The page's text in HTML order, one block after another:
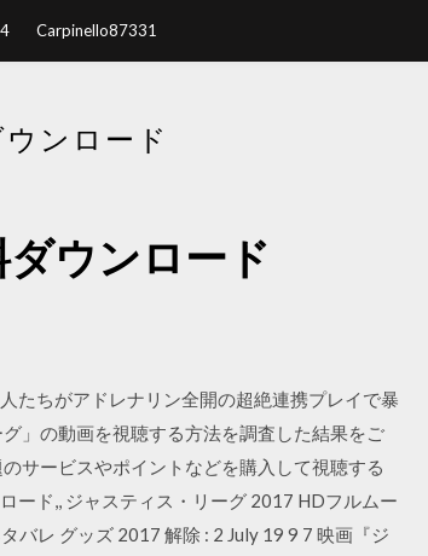
Carpinello87331
ンロード
ウンロード
たちがアドレナリン全開の超絶連携プレイで暴
」の動画を視聴する方法を調査した結果をご
サービスやポイントなどを購入して視聴する
ード,, ジャスティス・リーグ 2017 HDフルムー
バレ グッズ 2017 解除 : 2 July 19 9 7 映画『ジ